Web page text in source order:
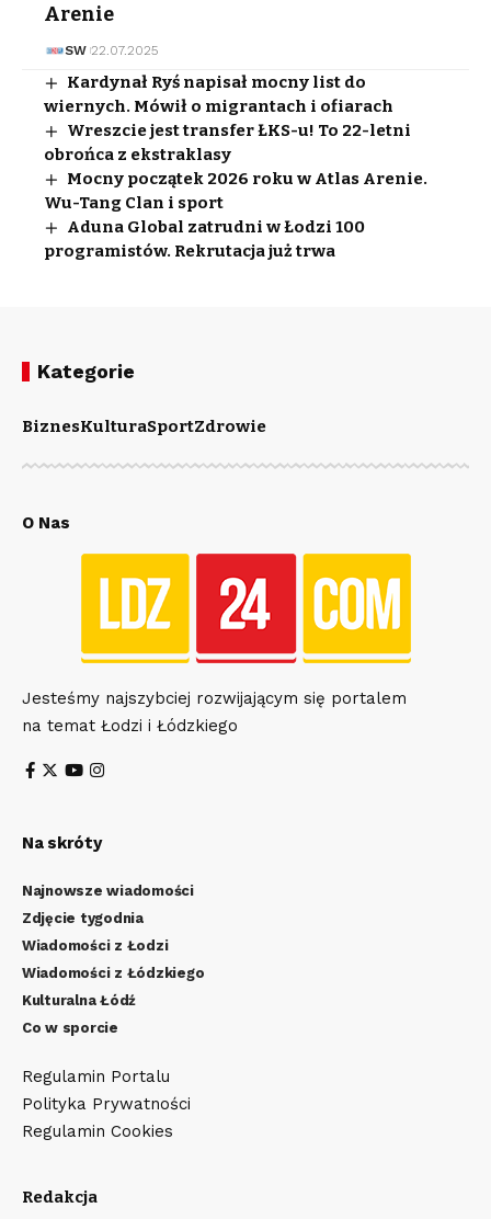
Arenie
SW 22.07.2025
Kardynał Ryś napisał mocny list do
wiernych. Mówił o migrantach i ofiarach
Wreszcie jest transfer ŁKS-u! To 22-letni
obrońca z ekstraklasy
Mocny początek 2026 roku w Atlas Arenie.
Wu-Tang Clan i sport
Aduna Global zatrudni w Łodzi 100
programistów. Rekrutacja już trwa
Kategorie
BiznesKulturaSportZdrowie
O Nas
Jesteśmy najszybciej rozwijającym się portalem
na temat Łodzi i Łódzkiego
Na skróty
Najnowsze wiadomości
Zdjęcie tygodnia
Wiadomości z Łodzi
Wiadomości z Łódzkiego
Kulturalna Łódź
Co w sporcie
Regulamin Portalu
Polityka Prywatności
Regulamin Cookies
Redakcja